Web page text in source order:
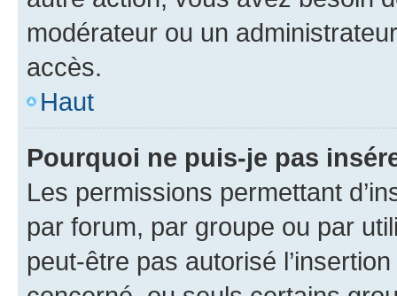
modérateur ou un
accès.
Haut
Pourquoi ne puis-je pas
Les permissions permettant
par forum, par groupe ou par
peut-être pas autorisé